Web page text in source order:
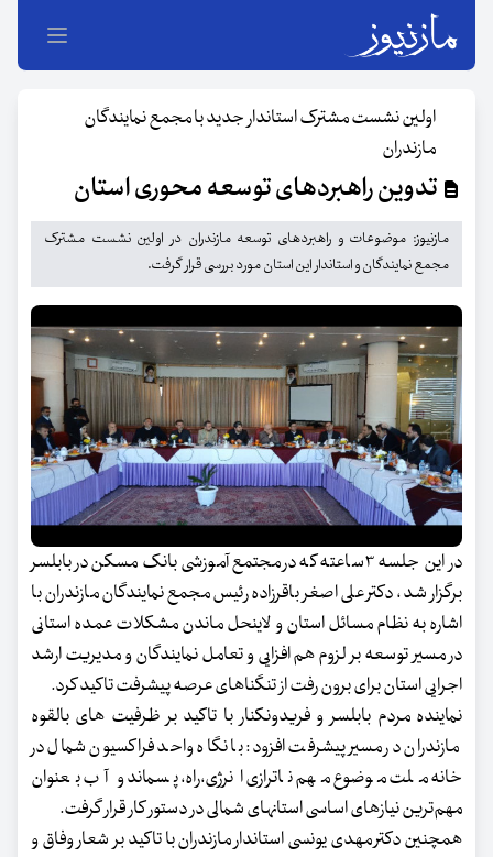
اولین نشست مشترک استاندار جدید با مجمع نمایندگان
مازندران
تدوین راهبردهای توسعه محوری استان
مازنیوز: موضوعات و راهبردهای توسعه مازندران در اولین نشست مشترک
مجمع نمایندگان و استاندار این استان مورد بررسی قرار گرفت.
در این جلسه ۳ساعته که در مجتمع آموزشی بانک مسکن در بابلسر
برگزار شد ، دکتر علی اصغر باقرزاده رئيس مجمع نمایندگان مازندران با
اشاره به نظام مسائل استان و لاینحل ماندن مشکلات عمده استانی
در مسیر توسعه بر لزوم هم افزایی و تعامل نمایندگان و مدیریت ارشد
اجرایی استان برای برون رفت از تنگناهای عرصه پیشرفت تاکید کرد.
نماینده مردم بابلسر و فریدونکنار با تاکید بر ظرفیت های بالقوه
مازندران در مسیر پیشرفت افزود: با نگاه واحد فراکسیون شمال در
خانه ملت موضوع مهم ناترازی انرژی،راه، پسماند و آب بعنوان
مهم‌ترین نیازهای اساسی استانهای شمالی در دستور کار قرار گرفت.
همچنین دکتر مهدی یونسی استاندار مازندران با تاکید بر شعار وفاق و